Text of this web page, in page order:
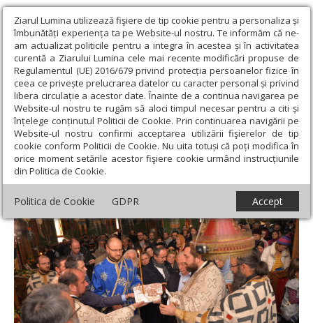
Ziarul Lumina utilizează fişiere de tip cookie pentru a personaliza și
îmbunătăți experiența ta pe Website-ul nostru. Te informăm că ne-
am actualizat politicile pentru a integra în acestea și în activitatea
curentă a Ziarului Lumina cele mai recente modificări propuse de
Regulamentul (UE) 2016/679 privind protecția persoanelor fizice în
ceea ce privește prelucrarea datelor cu caracter personal și privind
libera circulație a acestor date. Înainte de a continua navigarea pe
Website-ul nostru te rugăm să aloci timpul necesar pentru a citi și
înțelege conținutul Politicii de Cookie. Prin continuarea navigării pe
Website-ul nostru confirmi acceptarea utilizării fişierelor de tip
cookie conform Politicii de Cookie. Nu uita totuși că poți modifica în
orice moment setările acestor fişiere cookie urmând instrucțiunile
din Politica de Cookie.
Politica de Cookie GDPR Accept
Ziarul Lumina › Actualitate religioasă › Știri › Hramul Bisericii
„Sfântul Grigorie Palama”
Hramul Bisericii „Sfântul Grigorie Palama”